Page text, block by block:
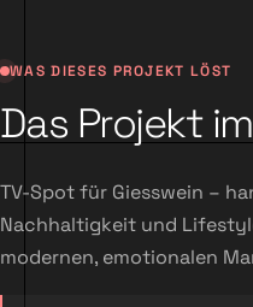
WAS DIESES PROJEKT LÖST
Das Projekt
TV-Spot für Giesswein –
Nachhaltigkeit und
modernen, emotionalen